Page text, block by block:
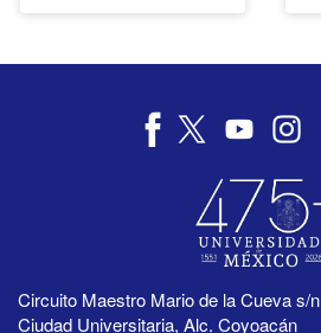
Circuito Maestro Mario de la Cueva s/n
Ciudad Universitaria, Alc. Coyoacán